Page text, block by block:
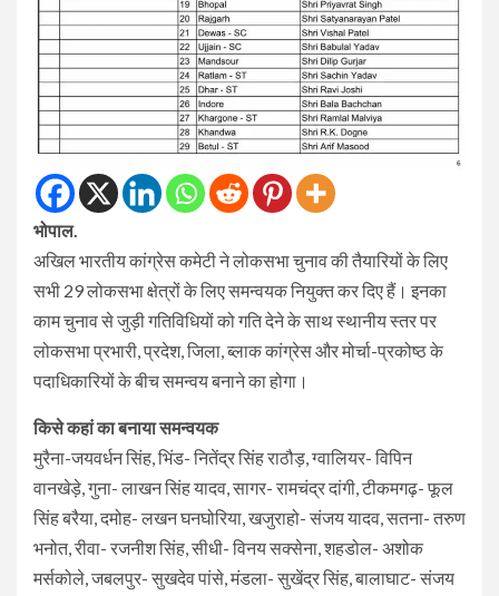
भोपाल.
अखिल भारतीय कांग्रेस कमेटी ने लोकसभा चुनाव की तैयारियों के लिए
सभी 29 लोकसभा क्षेत्रों के लिए समन्वयक नियुक्त कर दिए हैं। इनका
काम चुनाव से जुड़ी गतिविधियों को गति देने के साथ स्थानीय स्तर पर
लोकसभा प्रभारी, प्रदेश, जिला, ब्लाक कांग्रेस और मोर्चा-प्रकोष्ठ के
पदाधिकारियों के बीच समन्वय बनाने का होगा।
किसे कहां का बनाया समन्वयक
मुरैना-जयवर्धन सिंह, भिंड- नितेंद्र सिंह राठौड़, ग्वालियर- विपिन
वानखेड़े, गुना- लाखन सिंह यादव, सागर- रामचंद्र दांगी, टीकमगढ़- फूल
सिंह बरैया, दमोह- लखन घनघोरिया, खजुराहो- संजय यादव, सतना- तरुण
भनोत, रीवा- रजनीश सिंह, सीधी- विनय सक्सेना, शहडोल- अशोक
मर्सकोले, जबलपुर- सुखदेव पांसे, मंडला- सुखेंद्र सिंह, बालाघाट- संजय